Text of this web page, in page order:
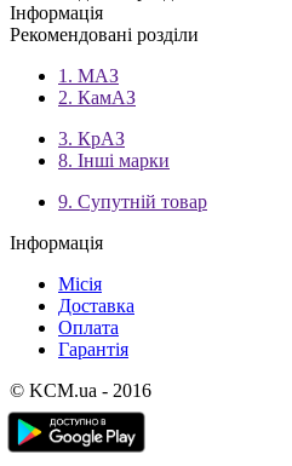
Інформація
Рекомендовані розділи
1. МАЗ
2. КамАЗ
3. КрАЗ
8. Інші марки
9. Супутній товар
Інформація
Місія
Доставка
Оплата
Гарантія
© KCM.ua - 2016